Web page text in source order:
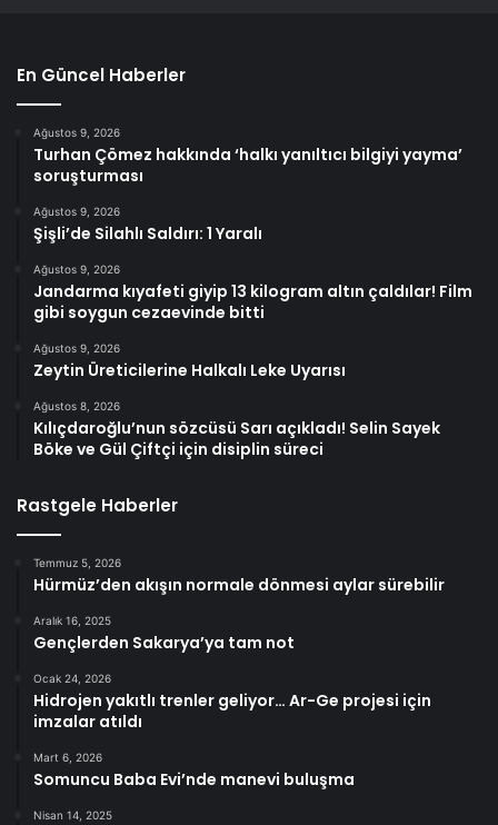
En Güncel Haberler
Ağustos 9, 2026
Turhan Çömez hakkında ‘halkı yanıltıcı bilgiyi yayma’
soruşturması
Ağustos 9, 2026
Şişli’de Silahlı Saldırı: 1 Yaralı
Ağustos 9, 2026
Jandarma kıyafeti giyip 13 kilogram altın çaldılar! Film
gibi soygun cezaevinde bitti
Ağustos 9, 2026
Zeytin Üreticilerine Halkalı Leke Uyarısı
Ağustos 8, 2026
Kılıçdaroğlu’nun sözcüsü Sarı açıkladı! Selin Sayek
Böke ve Gül Çiftçi için disiplin süreci
Rastgele Haberler
Temmuz 5, 2026
Hürmüz’den akışın normale dönmesi aylar sürebilir
Aralık 16, 2025
Gençlerden Sakarya’ya tam not
Ocak 24, 2026
Hidrojen yakıtlı trenler geliyor… Ar-Ge projesi için
imzalar atıldı
Mart 6, 2026
Somuncu Baba Evi’nde manevi buluşma
Nisan 14, 2025